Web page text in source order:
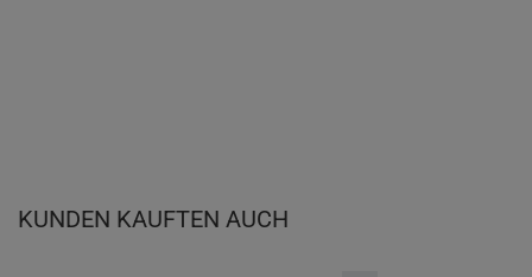
KUNDEN KAUFTEN AUCH